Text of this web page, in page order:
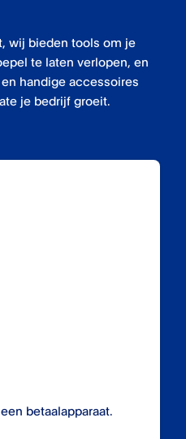
wij bieden tools om je
te laten verlopen, en
handige accessoires
je bedrijf groeit.
betaalapparaat.